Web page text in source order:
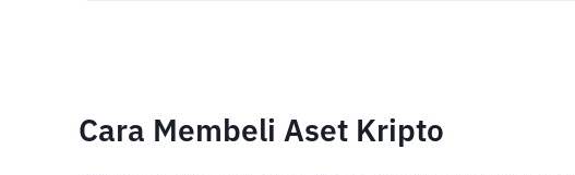
Cara Membeli Aset Kripto